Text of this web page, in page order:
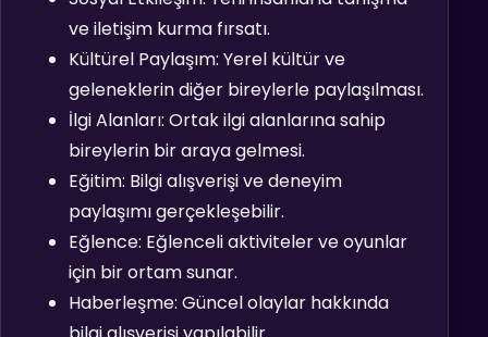
ve iletişim kurma fırsatı.
Kültürel Paylaşım: Yerel kültür ve
geleneklerin diğer bireylerle paylaşılması.
İlgi Alanları: Ortak ilgi alanlarına sahip
bireylerin bir araya gelmesi.
Eğitim: Bilgi alışverişi ve deneyim
paylaşımı gerçekleşebilir.
Eğlence: Eğlenceli aktiviteler ve oyunlar
için bir ortam sunar.
Haberleşme: Güncel olaylar hakkında